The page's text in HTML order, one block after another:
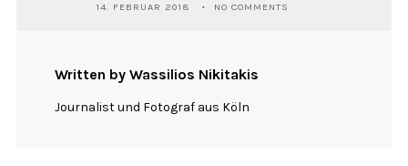
14. FEBRUAR 2018 NO COMMENTS
Written by Wassilios Nikitakis
Journalist und Fotograf aus Köln